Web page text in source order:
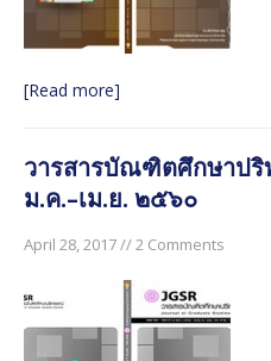
วารสารบัณฑิตศึกษา
๒๕๖๐
วารสารบัณฑิตศึกษา
มิถุนายน ๒๕๖๐
วารสารบัณฑิตศึกษาป
๑๕ ฉบับที่ ๑ มกราคม-
[Read more]
วารสารบัณฑิตศึกษาป
ม.ค.–เม.ย. ๒๕๖๐
April 28, 2017 // 2 Comments